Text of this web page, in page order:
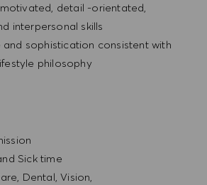
detail -orientated,
interpersonal skills
sophistication consistent with
philosophy
Sick time
Dental, Vision,